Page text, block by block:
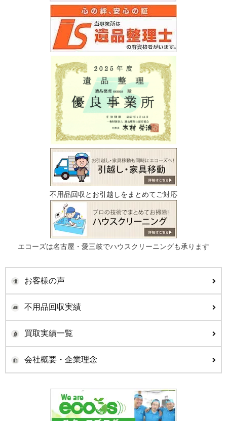
不用品回収とお引越しをまとめてご対応
エコーズは名古屋・愛三岐でハウスクリーニングも承ります
お客様の声
不用品回収実績
買取実績一覧
会社概要・企業理念